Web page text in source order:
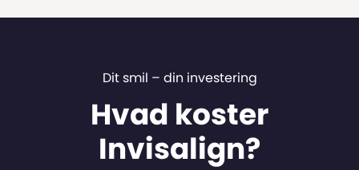
Dit smil – din investering
Hvad koster
Invisalign?